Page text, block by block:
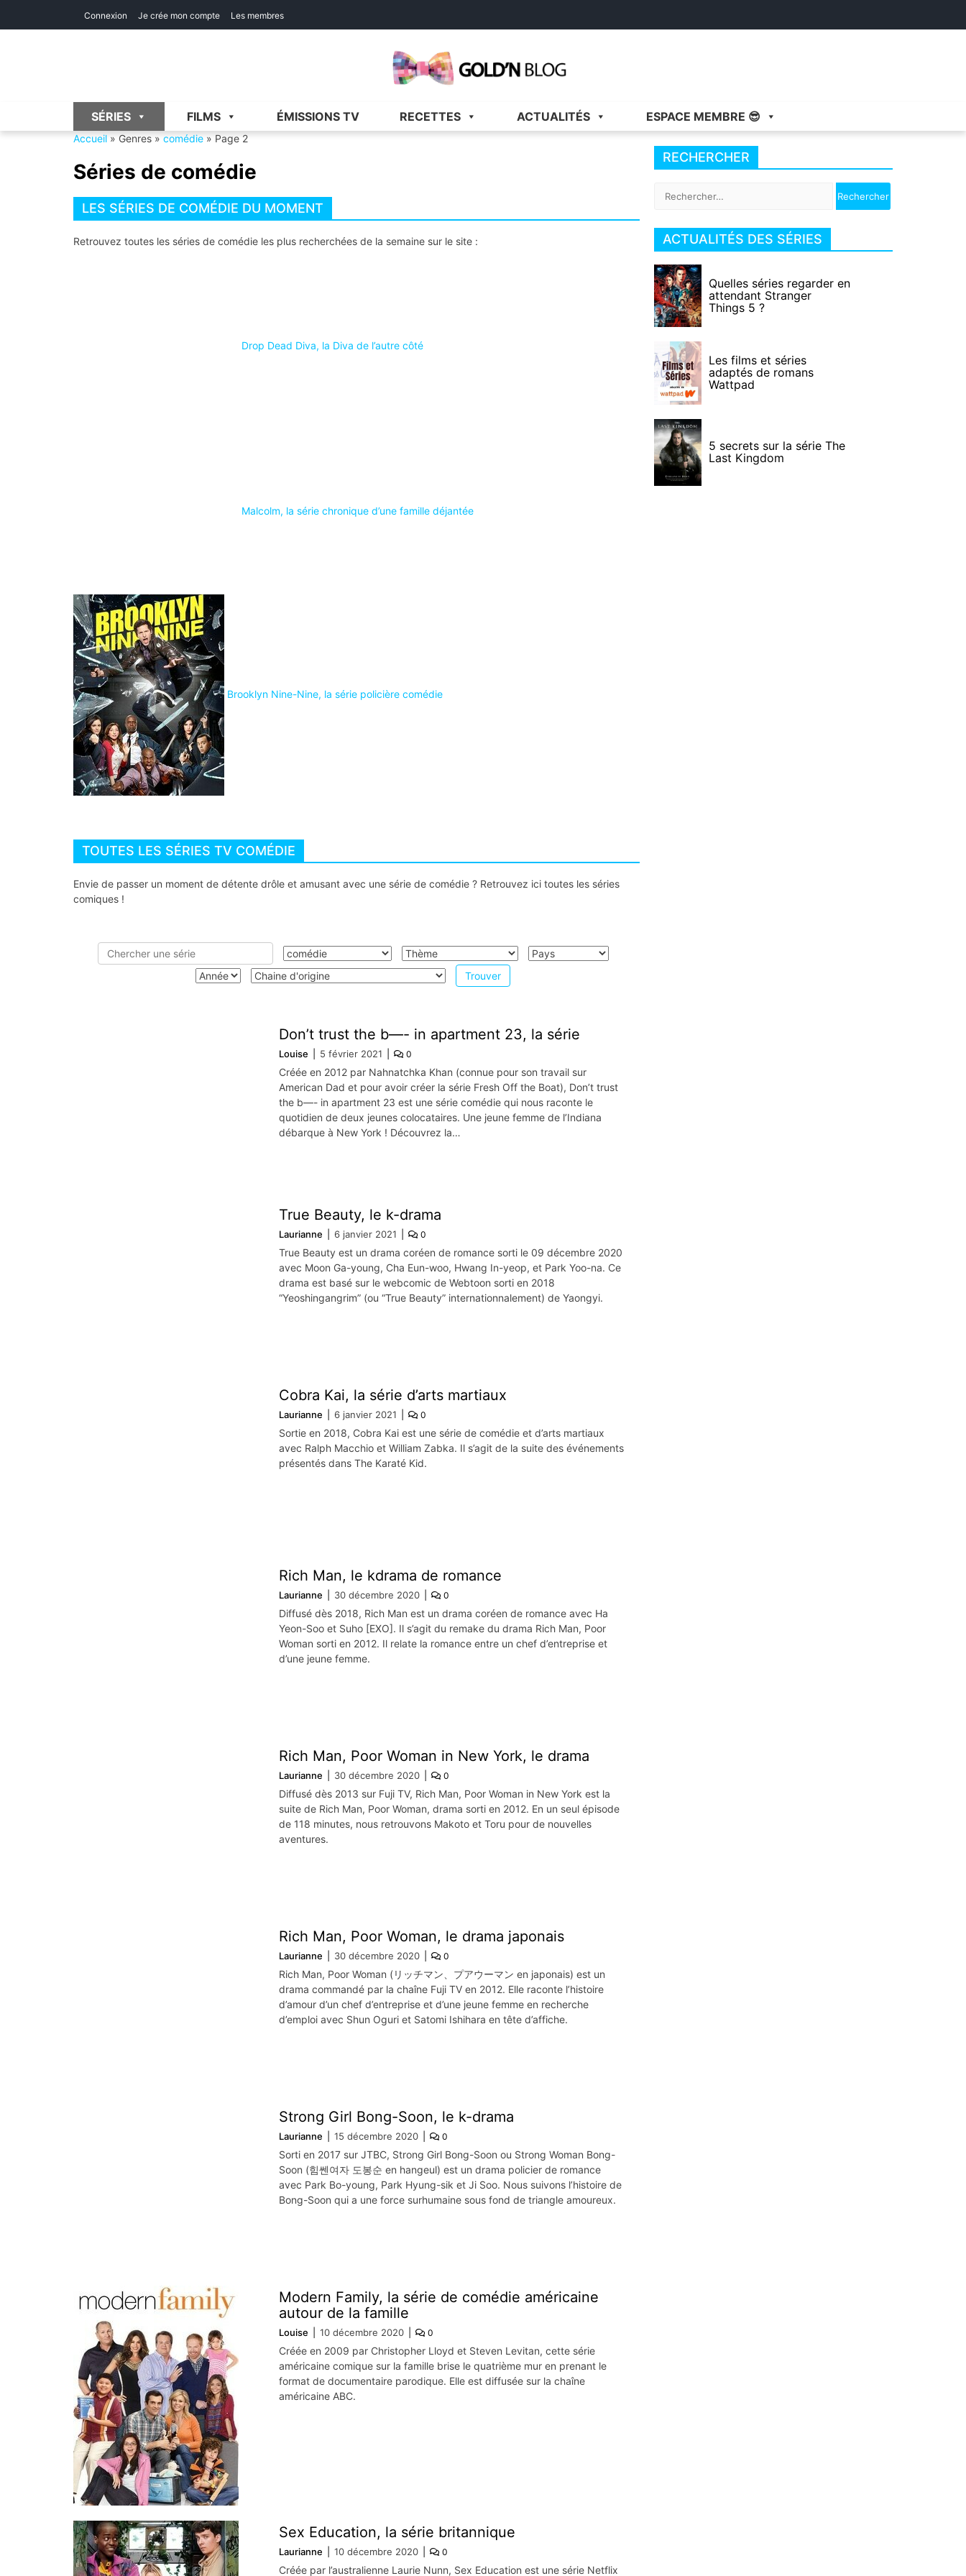
Connexion Je crée mon compte Les membres
Gold'n Blog
SÉRIES FILMS ÉMISSIONS TV RECETTES ACTUALITÉS ESPACE MEMBRE 😎
Accueil » Genres » comédie » Page 2
Séries de comédie
LES SÉRIES DE COMÉDIE DU MOMENT
Retrouvez toutes les séries de comédie les plus recherchées de la semaine sur le site :
Drop Dead Diva, la Diva de l’autre côté
Malcolm, la série chronique d’une famille déjantée
Brooklyn Nine-Nine, la série policière comédie
TOUTES LES SÉRIES TV COMÉDIE
Envie de passer un moment de détente drôle et amusant avec une série de comédie ? Retrouvez ici toutes les séries
comiques !
Don’t trust the b—- in apartment 23, la série
Louise 5 février 2021 0
Créée en 2012 par Nahnatchka Khan (connue pour son travail sur
American Dad et pour avoir créer la série Fresh Off the Boat), Don’t trust
the b—- in apartment 23 est une série comédie qui nous raconte le
quotidien de deux jeunes colocataires. Une jeune femme de l’Indiana
débarque à New York ! Découvrez la…
True Beauty, le k-drama
Laurianne 6 janvier 2021 0
True Beauty est un drama coréen de romance sorti le 09 décembre 2020
avec Moon Ga-young, Cha Eun-woo, Hwang In-yeop, et Park Yoo-na. Ce
drama est basé sur le webcomic de Webtoon sorti en 2018
“Yeoshingangrim” (ou “True Beauty” internationnalement) de Yaongyi.
Cobra Kai, la série d’arts martiaux
Laurianne 6 janvier 2021 0
Sortie en 2018, Cobra Kai est une série de comédie et d’arts martiaux
avec Ralph Macchio et William Zabka. Il s’agit de la suite des événements
présentés dans The Karaté Kid.
Rich Man, le kdrama de romance
Laurianne 30 décembre 2020 0
Diffusé dès 2018, Rich Man est un drama coréen de romance avec Ha
Yeon-Soo et Suho [EXO]. Il s’agit du remake du drama Rich Man, Poor
Woman sorti en 2012. Il relate la romance entre un chef d’entreprise et
d’une jeune femme.
Rich Man, Poor Woman in New York, le drama
Laurianne 30 décembre 2020 0
Diffusé dès 2013 sur Fuji TV, Rich Man, Poor Woman in New York est la
suite de Rich Man, Poor Woman, drama sorti en 2012. En un seul épisode
de 118 minutes, nous retrouvons Makoto et Toru pour de nouvelles
aventures.
Rich Man, Poor Woman, le drama japonais
Laurianne 30 décembre 2020 0
Rich Man, Poor Woman (リッチマン、プアウーマン en japonais) est un
drama commandé par la chaîne Fuji TV en 2012. Elle raconte l’histoire
d’amour d’un chef d’entreprise et d’une jeune femme en recherche
d’emploi avec Shun Oguri et Satomi Ishihara en tête d’affiche.
Strong Girl Bong-Soon, le k-drama
Laurianne 15 décembre 2020 0
Sorti en 2017 sur JTBC, Strong Girl Bong-Soon ou Strong Woman Bong-
Soon (힘쎈여자 도봉순 en hangeul) est un drama policier de romance
avec Park Bo-young, Park Hyung-sik et Ji Soo. Nous suivons l’histoire de
Bong-Soon qui a une force surhumaine sous fond de triangle amoureux.
Modern Family, la série de comédie américaine
autour de la famille
Louise 10 décembre 2020 0
Créée en 2009 par Christopher Lloyd et Steven Levitan, cette série
américaine comique sur la famille brise le quatrième mur en prenant le
format de documentaire parodique. Elle est diffusée sur la chaîne
américaine ABC.
Sex Education, la série britannique
Laurianne 10 décembre 2020 0
Créée par l’australienne Laurie Nunn, Sex Education est une série Netflix
RECHERCHER
ACTUALITÉS DES SÉRIES
Quelles séries regarder en
attendant Stranger
Things 5 ?
Les films et séries
adaptés de romans
Wattpad
5 secrets sur la série The
Last Kingdom